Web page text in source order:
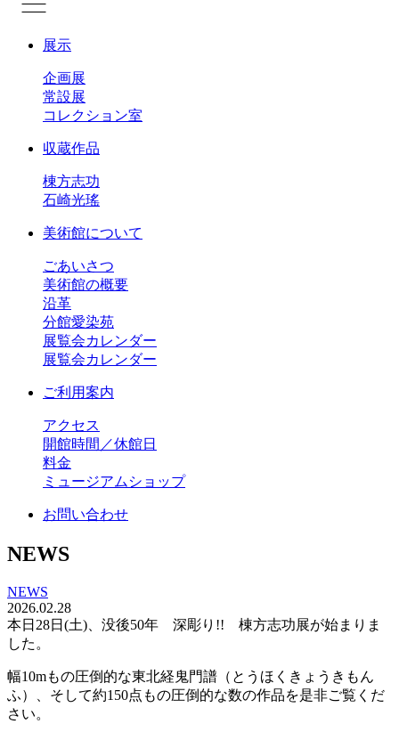
展示
企画展
常設展
コレクション室
収蔵作品
棟方志功
石崎光瑤
美術館について
ごあいさつ
美術館の概要
沿革
分館愛染苑
展覧会カレンダー
展覧会カレンダー
ご利用案内
アクセス
開館時間／休館日
料金
ミュージアムショップ
お問い合わせ
NEWS
NEWS
2026.02.28
本日28日(土)、没後50年 深彫り!! 棟方志功展が始まりま
した。
幅10mもの圧倒的な東北経鬼門譜（とうほくきょうきもん
ふ）、そして約150点もの圧倒的な数の作品を是非ご覧くだ
さい。